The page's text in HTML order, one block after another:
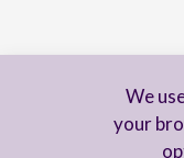
We
your